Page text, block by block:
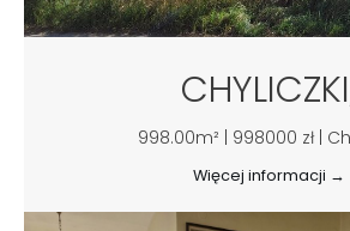
998.00m² | 998000 zł |
Więcej informacji →